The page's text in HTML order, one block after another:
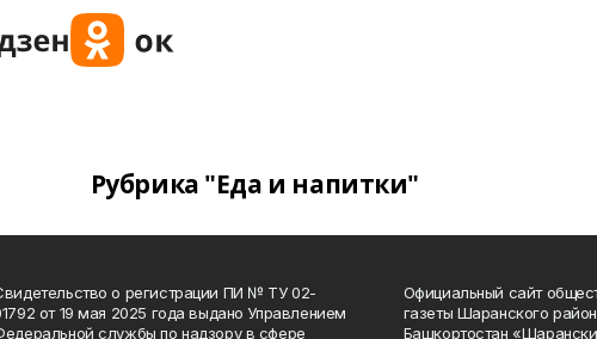
Рубрика "Еда и напитки"
о регистрации ПИ № ТУ 02-
от 19 мая 2025 года выдано Управлением
службы по надзору в сфере
Официальный сайт
газеты Шаранского
Башкортостан